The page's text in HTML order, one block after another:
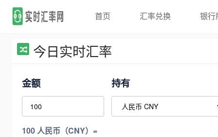
首页 汇率兑换 银行
今日实时汇率
金额 持有
100 人民币（CNY）=